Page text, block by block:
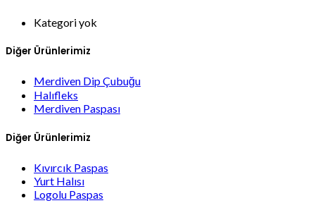
Kategori yok
Diğer Ürünlerimiz
Merdiven Dip Çubuğu
Halıfleks
Merdiven Paspası
Diğer Ürünlerimiz
Kıvırcık Paspas
Yurt Halısı
Logolu Paspas